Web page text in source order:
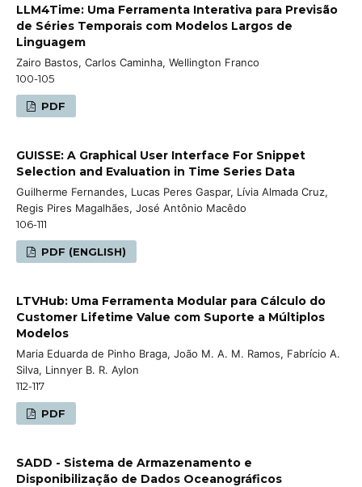
LLM4Time: Uma Ferramenta Interativa para Previsão
de Séries Temporais com Modelos Largos de
Linguagem
Zairo Bastos, Carlos Caminha, Wellington Franco
100-105
PDF
GUISSE: A Graphical User Interface For Snippet
Selection and Evaluation in Time Series Data
Guilherme Fernandes, Lucas Peres Gaspar, Lívia Almada Cruz,
Regis Pires Magalhães, José Antônio Macêdo
106-111
PDF (ENGLISH)
LTVHub: Uma Ferramenta Modular para Cálculo do
Customer Lifetime Value com Suporte a Múltiplos
Modelos
Maria Eduarda de Pinho Braga, João M. A. M. Ramos, Fabrício A.
Silva, Linnyer B. R. Aylon
112-117
PDF
SADD - Sistema de Armazenamento e
Disponibilização de Dados Oceanográficos